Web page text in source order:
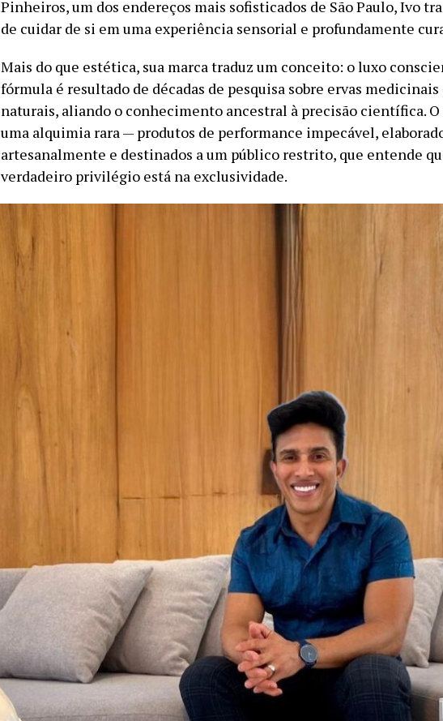
Pinheiros, um dos endereços mais sofisticados de São Paulo, Ivo
de cuidar de si em uma experiência sensorial e profundamente
Mais do que estética, sua marca traduz um conceito: o luxo
fórmula é resultado de décadas de pesquisa sobre ervas
naturais, aliando o conhecimento ancestral à precisão científica.
uma alquimia rara — produtos de performance impecável,
artesanalmente e destinados a um público restrito, que entende
verdadeiro privilégio está na exclusividade.